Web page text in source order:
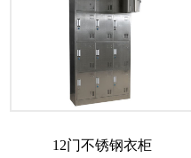
12门不锈钢衣柜